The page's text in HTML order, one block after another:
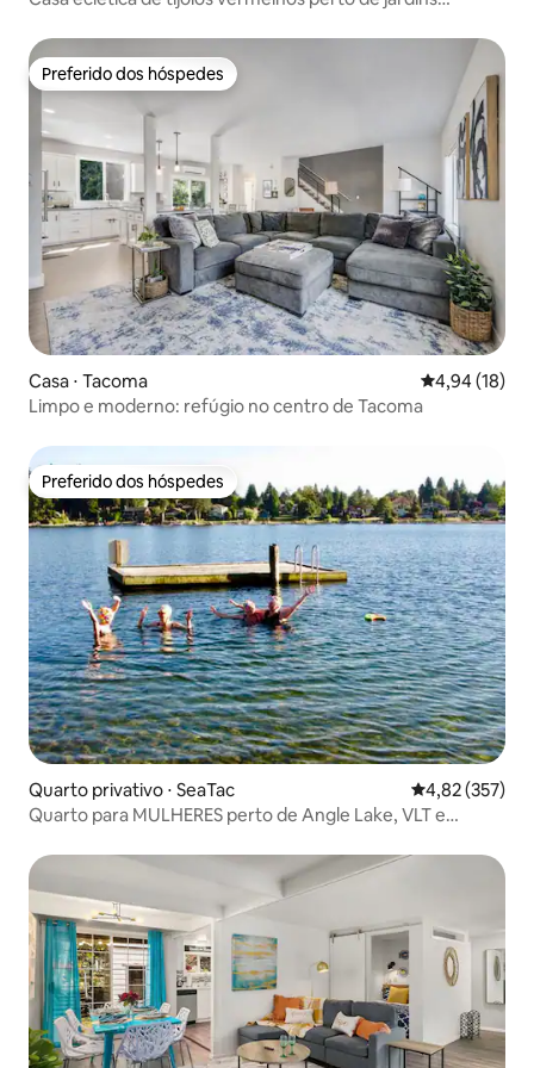
Preferido dos hóspedes
Preferido dos hóspedes
Casa ⋅ Tacoma 4,94 de uma
4,94 (18)
Limpo e moderno: refúgio no centro de Tacoma
Preferido dos hóspedes
Preferido dos hóspedes
Quarto privativo ⋅ SeaTac 4,82 de uma
4,82 (357)
Quarto para MULHERES perto de Angle Lake, VLT e